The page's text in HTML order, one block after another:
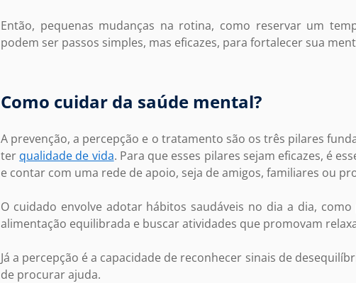
Então, pequenas mudanças na rotina, como reservar um
podem ser passos simples, mas eficazes, para fortalecer sua
Como cuidar da saúde mental?
A prevenção, a percepção e o tratamento são os três pilares
ter qualidade de vida. Para que esses pilares sejam eficazes, é
e contar com uma rede de apoio, seja de amigos, familiares ou
O cuidado envolve adotar hábitos saudáveis no dia a dia,
alimentação equilibrada e buscar atividades que promovam
Já a percepção é a capacidade de reconhecer sinais de
de procurar ajuda.